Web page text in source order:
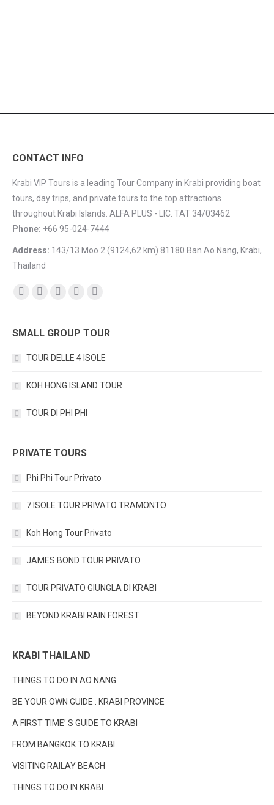
CONTACT INFO
Krabi VIP Tours is a leading Tour Company in Krabi providing boat
tours, day trips, and private tours to the top attractions
throughout Krabi Islands. ALFA PLUS - LIC. TAT 34/03462
Phone: +66 95-024-7444
Address: 143/13 Moo 2 (9124,62 km) 81180 Ban Ao Nang, Krabi,
Thailand
Find us on:
SMALL GROUP TOUR
TOUR DELLE 4 ISOLE
KOH HONG ISLAND TOUR
TOUR DI PHI PHI
PRIVATE TOURS
Phi Phi Tour Privato
7 ISOLE TOUR PRIVATO TRAMONTO
Koh Hong Tour Privato
JAMES BOND TOUR PRIVATO
TOUR PRIVATO GIUNGLA DI KRABI
BEYOND KRABI RAIN FOREST
KRABI THAILAND
THINGS TO DO IN AO NANG
BE YOUR OWN GUIDE : KRABI PROVINCE
A FIRST TIME’ S GUIDE TO KRABI
FROM BANGKOK TO KRABI
VISITING RAILAY BEACH
THINGS TO DO IN KRABI